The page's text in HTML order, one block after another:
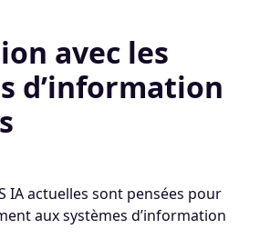
avec les
d’information
IA actuelles sont pensées pour
aux systèmes d’information